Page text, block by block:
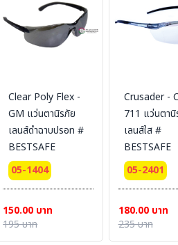
Clear Poly Flex -
GM แว่นตานิรภัย
เลนส์ดำฉาบปรอท #
BESTSAFE
05-1404
150.00 บาท
195 บาท
Crusader -
711 แว่นตานิ
เลนส์ใส #
BESTSAFE
05-2401
180.00 บาท
235 บาท